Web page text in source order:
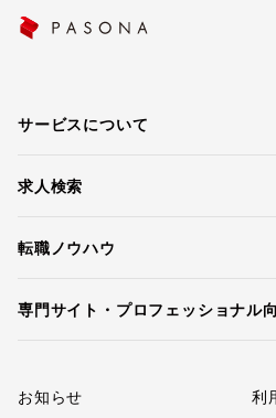
サービスについて
求人検索
転職ノウハウ
専門サイト・プロフェッショナル
お知らせ 利